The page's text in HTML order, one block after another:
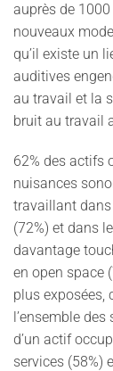
auprès de
nouveaux
qu’il existe un
auditives
au travail et la
bruit au travail
62% des actifs
nuisances
travaillant dans
(72%) et dans
davantage
en open space
plus exposées,
l’ensemble
d’un actif
services (58%)